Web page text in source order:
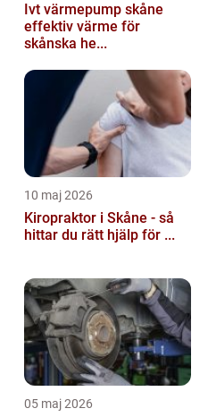
Ivt värmepump skåne
effektiv värme för
skånska he...
10 maj 2026
Kiropraktor i Skåne - så
hittar du rätt hjälp för ...
05 maj 2026